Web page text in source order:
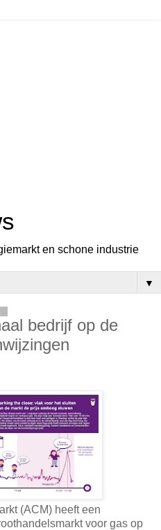
en schone industrie
▼
bedrijf op de
(ACM) heeft een
voor gas op